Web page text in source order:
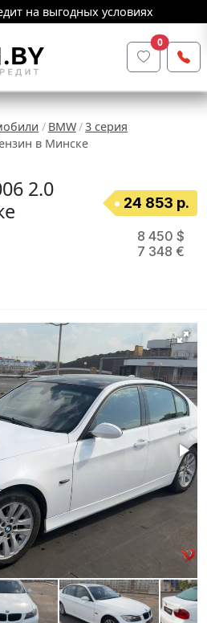
на выгодных условиях
0
BMW 3 серия
в Минске
2.0
24 853 р.
8 450 $
7 348 €